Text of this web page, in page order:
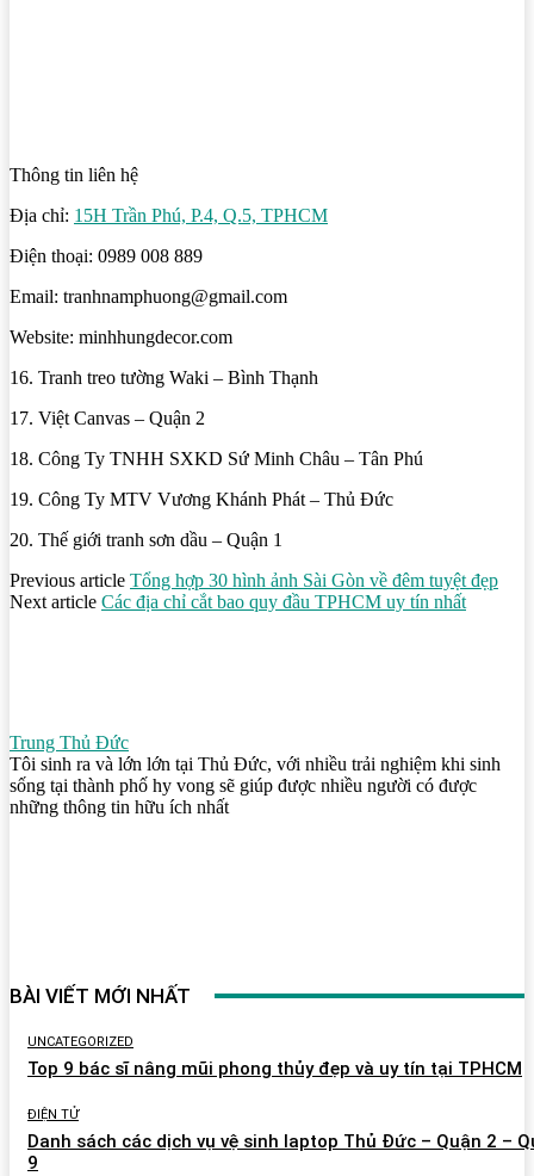
Thông tin liên hệ
Địa chỉ: 15H Trần Phú, P.4, Q.5, TPHCM
Điện thoại: 0989 008 889
Email: tranhnamphuong@gmail.com
Website: minhhungdecor.com
16. Tranh treo tường Waki – Bình Thạnh
17. Việt Canvas – Quận 2
18. Công Ty TNHH SXKD Sứ Minh Châu – Tân Phú
19. Công Ty MTV Vương Khánh Phát – Thủ Đức
20. Thế giới tranh sơn dầu – Quận 1
Previous article Tổng hợp 30 hình ảnh Sài Gòn về đêm tuyệt đẹp
Next article Các địa chỉ cắt bao quy đầu TPHCM uy tín nhất
Trung Thủ Đức
Tôi sinh ra và lớn lớn tại Thủ Đức, với nhiều trải nghiệm khi sinh
sống tại thành phố hy vong sẽ giúp được nhiều người có được
những thông tin hữu ích nhất
BÀI VIẾT MỚI NHẤT
UNCATEGORIZED
Top 9 bác sĩ nâng mũi phong thủy đẹp và uy tín tại TPHCM
ĐIỆN TỬ
Danh sách các dịch vụ vệ sinh laptop Thủ Đức – Quận 2 –
9